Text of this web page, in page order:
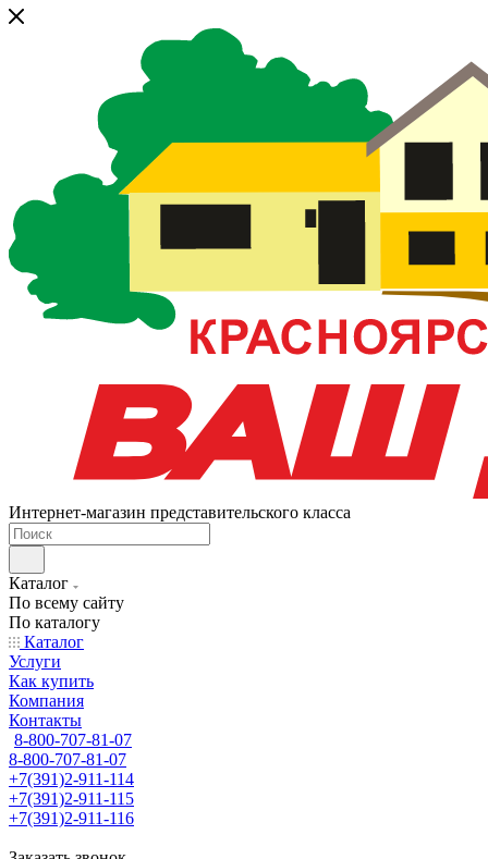
Интернет-магазин представительского класса
Каталог
По всему сайту
По каталогу
Каталог
Услуги
Как купить
Компания
Контакты
8-800-707-81-07
8-800-707-81-07
+7(391)2-911-114
+7(391)2-911-115
+7(391)2-911-116